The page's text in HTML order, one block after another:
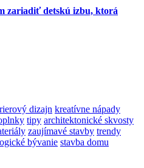
zariadiť detskú izbu, ktorá
dizajn kreatívne nápady
tipy architektonické skvosty
zaujímavé stavby trendy
bývanie stavba domu